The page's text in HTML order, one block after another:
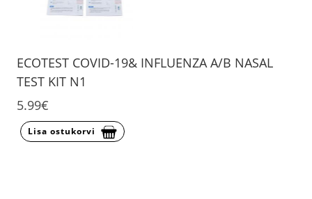
ECOTEST COVID-19& INFLUENZA A/B NASAL
TEST KIT N1
5.99€
Lisa ostukorvi